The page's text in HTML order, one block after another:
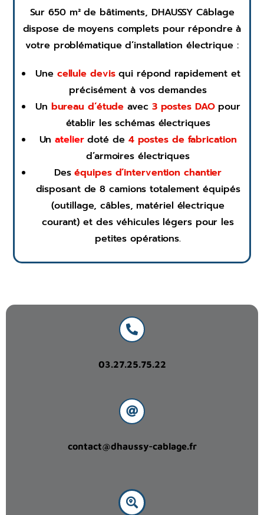
Sur 650 m² de bâtiments, DHAUSSY Câblage
dispose de moyens complets pour répondre à
votre problématique d’installation électrique :
Une cellule devisqui répond rapidement et
précisément à vos demandes
Un bureau d’étude avec 3 postes DAOpour
établir les schémas électriques
Unatelierdoté de 4 postes de fabrication
d’armoires électriques
Deséquipes d’intervention chantier
disposant de 8 camions totalement équipés
(outillage, câbles, matériel électrique
courant) et des véhicules légers pour les
petites opérations.
03.27.25.75.22
contact@dhaussy-cablage.fr